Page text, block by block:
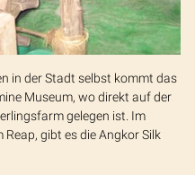
in der Stadt selbst kommt das
Museum, wo direkt auf der
gelegen ist. Im
gibt es die Angkor Silk